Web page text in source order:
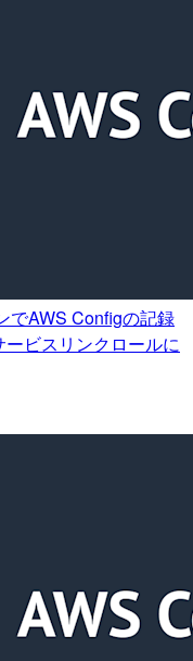
でAWS Configの記録
ビスリンクロールに